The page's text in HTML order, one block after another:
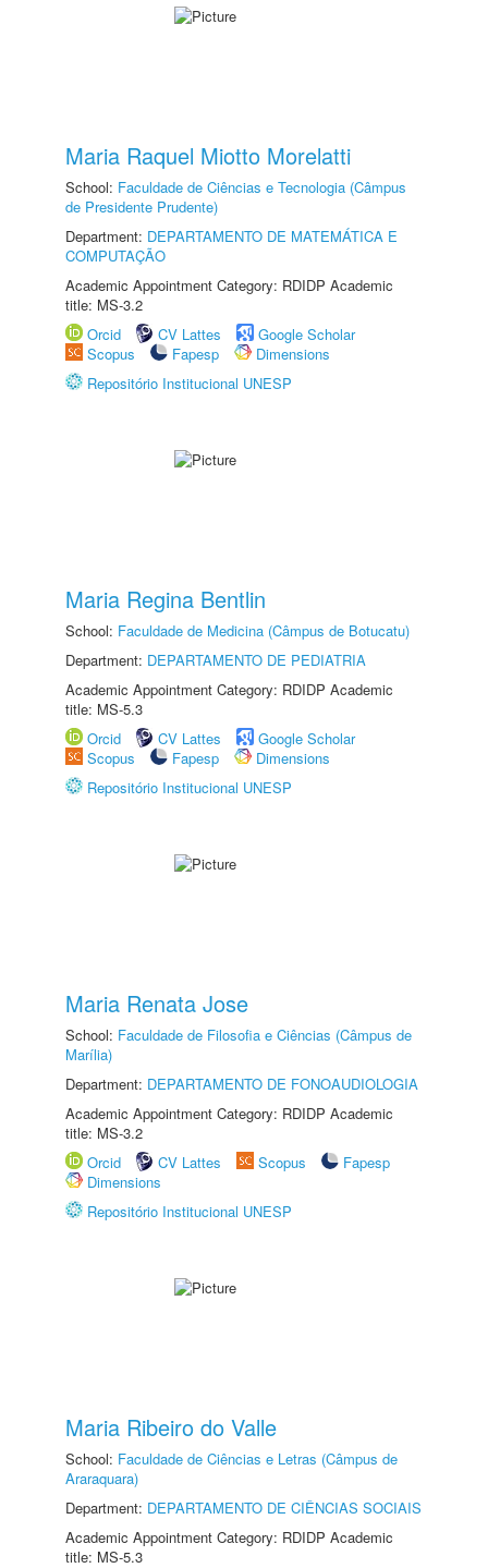
Maria Raquel Miotto Morelatti
School: Faculdade de Ciências e Tecnologia (Câmpus
de Presidente Prudente)
Department: DEPARTAMENTO DE MATEMÁTICA E
COMPUTAÇÃO
Academic Appointment Category: RDIDP Academic
title: MS-3.2
Orcid
CV Lattes
Google Scholar
Scopus
Fapesp
Dimensions
Repositório Institucional UNESP
Maria Regina Bentlin
School: Faculdade de Medicina (Câmpus de Botucatu)
Department: DEPARTAMENTO DE PEDIATRIA
Academic Appointment Category: RDIDP Academic
title: MS-5.3
Orcid
CV Lattes
Google Scholar
Scopus
Fapesp
Dimensions
Repositório Institucional UNESP
Maria Renata Jose
School: Faculdade de Filosofia e Ciências (Câmpus de
Marília)
Department: DEPARTAMENTO DE FONOAUDIOLOGIA
Academic Appointment Category: RDIDP Academic
title: MS-3.2
Orcid
CV Lattes Scopus
Fapesp
Dimensions
Repositório Institucional UNESP
Maria Ribeiro do Valle
School: Faculdade de Ciências e Letras (Câmpus de
Araraquara)
Department: DEPARTAMENTO DE CIÊNCIAS SOCIAIS
Academic Appointment Category: RDIDP Academic
title: MS-5.3